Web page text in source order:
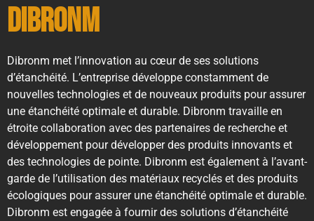
Dibronm
Dibronm met l’innovation au cœur de ses solutions
d’étanchéité. L’entreprise développe constamment de
nouvelles technologies et de nouveaux produits pour assurer
une étanchéité optimale et durable. Dibronm travaille en
étroite collaboration avec des partenaires de recherche et
développement pour développer des produits innovants et
des technologies de pointe. Dibronm est également à l’avant-
garde de l’utilisation des matériaux recyclés et des produits
écologiques pour assurer une étanchéité optimale et durable.
Dibronm est engagée à fournir des solutions d’étanchéité